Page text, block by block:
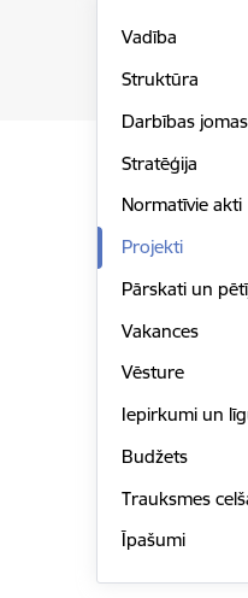
Vadība
Struktūra
Darbības jomas
Stratēģija
Normatīvie akti
Projekti
Pārskati un
Vakances
Vēsture
Iepirkumi un
Budžets
Trauksmes
Īpašumi